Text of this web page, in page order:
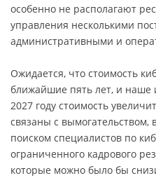
особенно не располагают
управления несколькими
административными и
Ожидается, что стоимость
ближайшие пять лет, и наше
2027 году стоимость
связаны с вымогательством,
поиском специалистов по
ограниченного кадрового
которые можно было бы